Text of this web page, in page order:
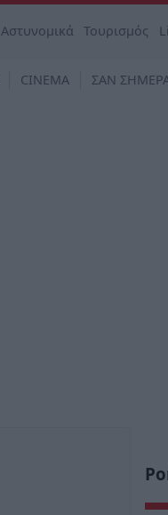
Αστυνομικά Τουρισμός
CINEMA ΣΑΝ